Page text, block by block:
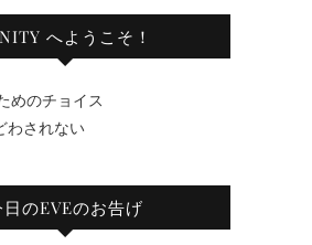
へようこそ！
めのチョイス
わされない
日のEVEのお告げ